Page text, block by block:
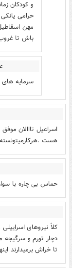
و کودکان
حرامی
مهن
باش تا
سرمایه های
اسراعیل تااالان
هست
حماس بی چاره با
کلاً نیروهای
دچار تورم و
تا خراش برمیدارند